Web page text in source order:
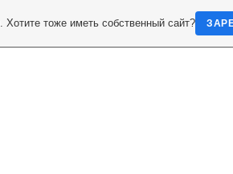
. Хотите тоже иметь собственный сайт?